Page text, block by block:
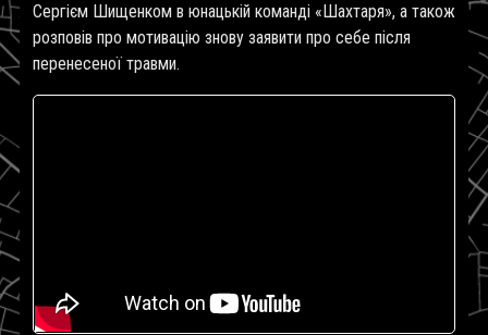
Сергієм Шищенком в юнацькій команді «Шахтаря», а також
розповів про мотивацію знову заявити про себе після
перенесеної травми.